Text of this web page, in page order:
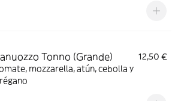
Tonno (Grande)
12,50 €
mozzarella, atún, cebolla y